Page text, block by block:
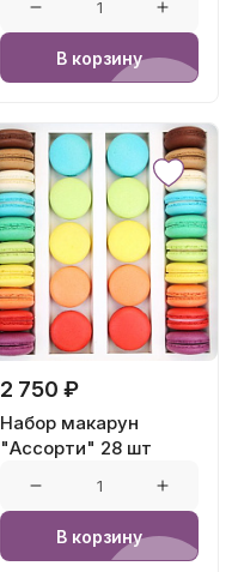
В корзину
2 750 ₽
Набор макарун
"Ассорти" 28 шт
В корзину